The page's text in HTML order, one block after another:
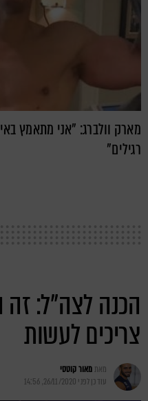
מארק וולברג: "אני מתאמץ
רגילים"
הכנה לצה"ל: זה
צריכים לעשות
מאתמאור קוטסי
עודכן לפני 26/11/2020, 14:56